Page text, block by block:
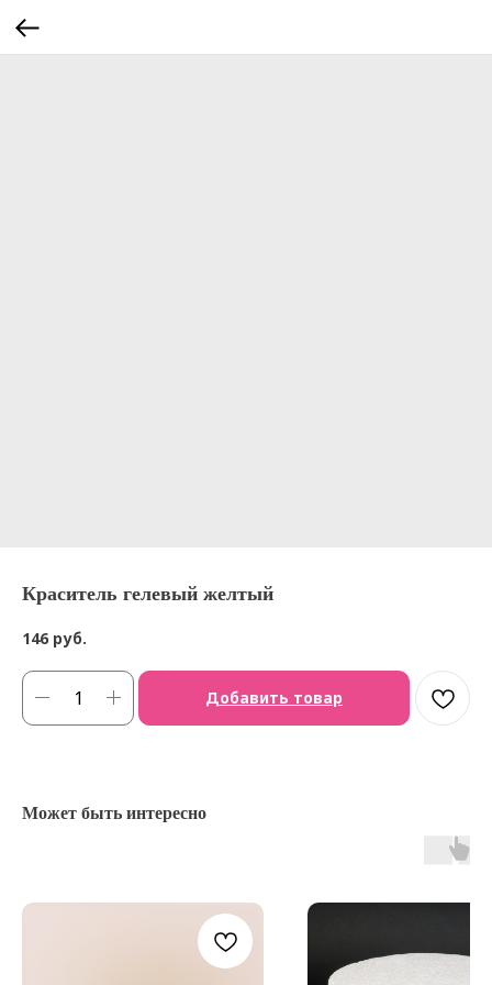
Краситель гелевый желтый
146 руб.
Добавить товар
Может быть интересно